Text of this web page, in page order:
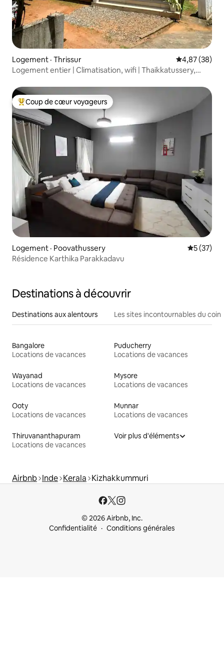
Logement · Thrissur Note
4,87 (38)
Logement entier | Climatisation, wifi | Thaikkatussery,
Coup de cœur voyageurs parmi les plus aimés
Coup de cœur voyageurs
Logement · Poovathussery Note
5 (37)
Résidence Karthika Parakkadavu
Destinations à découvrir
Destinations aux alentours Les sites incontournables du coin
Bangalore
Locations de vacances
Puducherry
Locations de vacances
Wayanad
Locations de vacances
Mysore
Locations de vacances
Ooty
Locations de vacances
Munnar
Locations de vacances
Thiruvananthapuram
Locations de vacances
Voir plus d'éléments
Airbnb Inde Kerala Kizhakkummuri
© 2026 Airbnb, Inc.
Confidentialité
Conditions générales